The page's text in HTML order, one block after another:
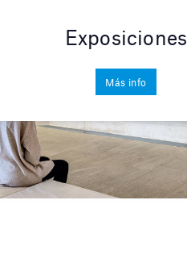
Exposiciones
Más info